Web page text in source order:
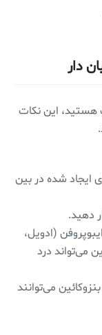
دار
هستید، این نکات
ایجاد شده در بین
دهید.
(ادویل،
می‌تواند درد
می‌توانند